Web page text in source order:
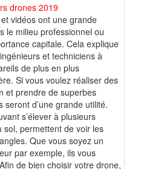
drones 2019
vidéos ont une grande
le milieu professionnel ou
capitale. Cela explique
et techniciens à
de plus en plus
Si vous voulez réaliser des
et prendre de superbes
d’une grande utilité.
s’élever à plusieurs
sol, permettent de voir les
Que vous soyez un
par exemple, ils vous
de bien choisir votre drone,